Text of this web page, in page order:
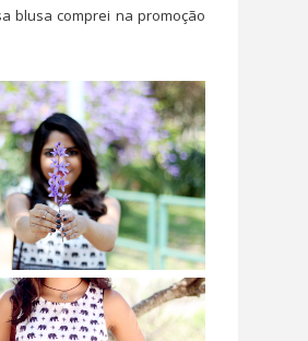
blusa comprei na promoção